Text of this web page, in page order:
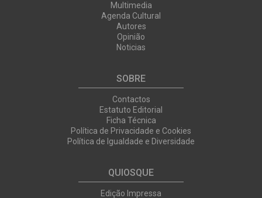
Multimedia
Agenda Cultural
Autores
Opinião
Noticias
SOBRE
Contactos
Estatuto Editorial
Ficha Técnica
Política de Privacidade e Cookies
Política de Igualdade e Diversidade
QUIOSQUE
Edição Impressa